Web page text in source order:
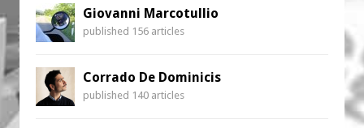
Giovanni Marcotullio
published 156 articles
Corrado De Dominicis
published 140 articles